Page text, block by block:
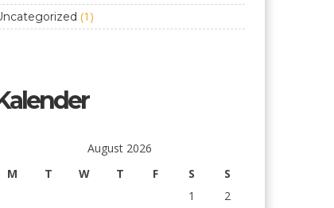
(1)
August 2026
M
T W T F S
S
1
2